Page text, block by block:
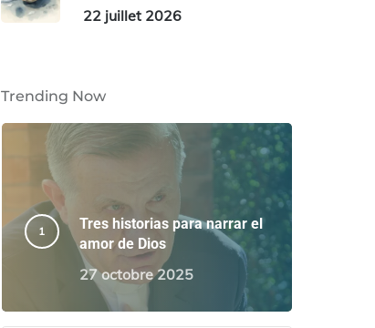
22 juillet 2026
Trending Now
Tres historias para narrar el
amor de Dios
27 octobre 2025